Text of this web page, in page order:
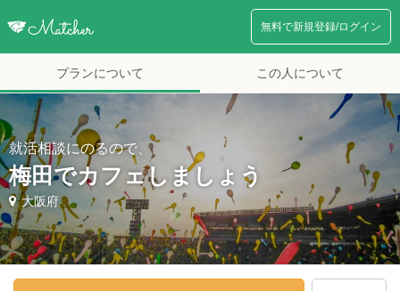
無料で新規登録/ログイン
プランについて この人について
就活相談にのるので、
梅田でカフェしましょう
大阪府